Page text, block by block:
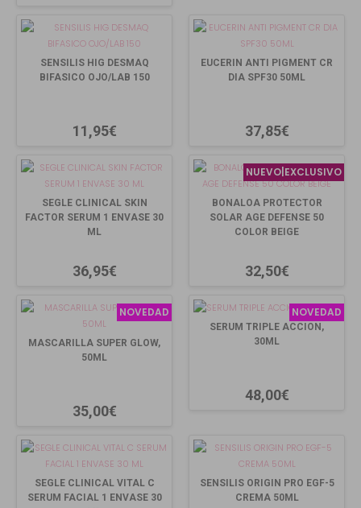
SENSILIS HIG DESMAQ
BIFASICO OJO/LAB 150
11,95€
EUCERIN ANTI PIGMENT CR
DIA SPF30 50ML
37,85€
SEGLE CLINICAL SKIN
FACTOR SERUM 1 ENVASE 30
ML
36,95€
NUEVO|EXCLUSIVO
BONALOA PROTECTOR
SOLAR AGE DEFENSE 50
COLOR BEIGE
32,50€
NOVEDAD
MASCARILLA SUPER GLOW,
50ML
35,00€
NOVEDAD
SERUM TRIPLE ACCION,
30ML
48,00€
SEGLE CLINICAL VITAL C
SERUM FACIAL 1 ENVASE 30
SENSILIS ORIGIN PRO EGF-5
CREMA 50ML